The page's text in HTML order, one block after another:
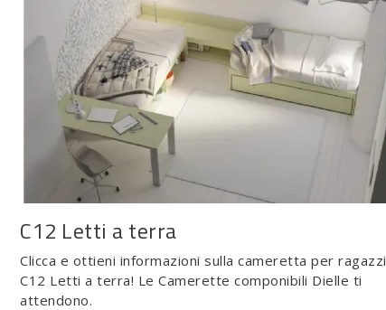
C12 Letti a terra
Clicca e ottieni informazioni sulla cameretta per ragazzi
C12 Letti a terra! Le Camerette componibili Dielle ti
attendono.